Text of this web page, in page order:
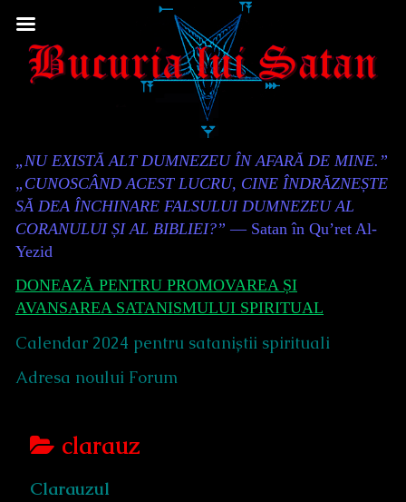
to
Content
Header
„NU EXISTĂ ALT DUMNEZEU ÎN AFARĂ DE MINE.”
„CUNOSCÂND ACEST LUCRU, CINE ÎNDRĂZNEȘTE
SĂ DEA ÎNCHINARE FALSULUI DUMNEZEU AL
CORANULUI ȘI AL BIBLIEI?” — Satan în Qu’ret Al-
Yezid
DONEAZĂ PENTRU PROMOVAREA ȘI
AVANSAREA SATANISMULUI SPIRITUAL
Calendar 2024 pentru sataniștii spirituali
Adresa noului Forum
Posts
categoriezed
clarauz
Clarauzul